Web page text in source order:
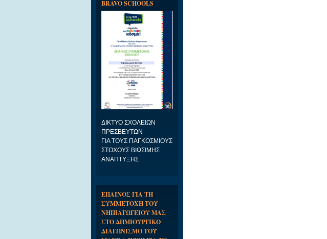
BRAVO SCHOOLS
ΔΙΚΤΥΟ ΣΧΟΛΕΙΩΝ
ΠΡΕΣΒΕΥΤΩΝ
ΓΙΑ ΤΟΥΣ ΠΑΓΚΟΣΜΙΟΥΣ
ΣΤΟΧΟΥΣ ΒΙΩΣΙΜΗΣ
ΑΝΑΠΤΥΞΗΣ
ΕΠΑΙΝΟΣ ΓΙΑ ΤΗ
ΣΥΜΜΕΤΟΧΗ ΤΟΥ
ΝΗΠΙΑΓΩΓΕΙΟΥ ΜΑΣ
ΣΤΟ ΔΗΜΙΟΥΡΓΙΚΟ
ΔΙΑΓΩΝΙΣΜΟ ΤΟΥ